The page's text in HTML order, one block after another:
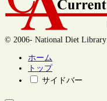
© 2006- National Diet Library
ホーム
トップ
サイドバー